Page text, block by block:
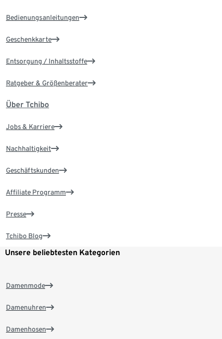
Bedienungsanleitungen
Geschenkkarte
Entsorgung / Inhaltsstoffe
Ratgeber & Größenberater
Über Tchibo
Jobs & Karriere
Nachhaltigkeit
Geschäftskunden
Affiliate Programm
Presse
Tchibo Blog
Unsere beliebtesten Kategorien
Damenmode
Damenuhren
Damenhosen